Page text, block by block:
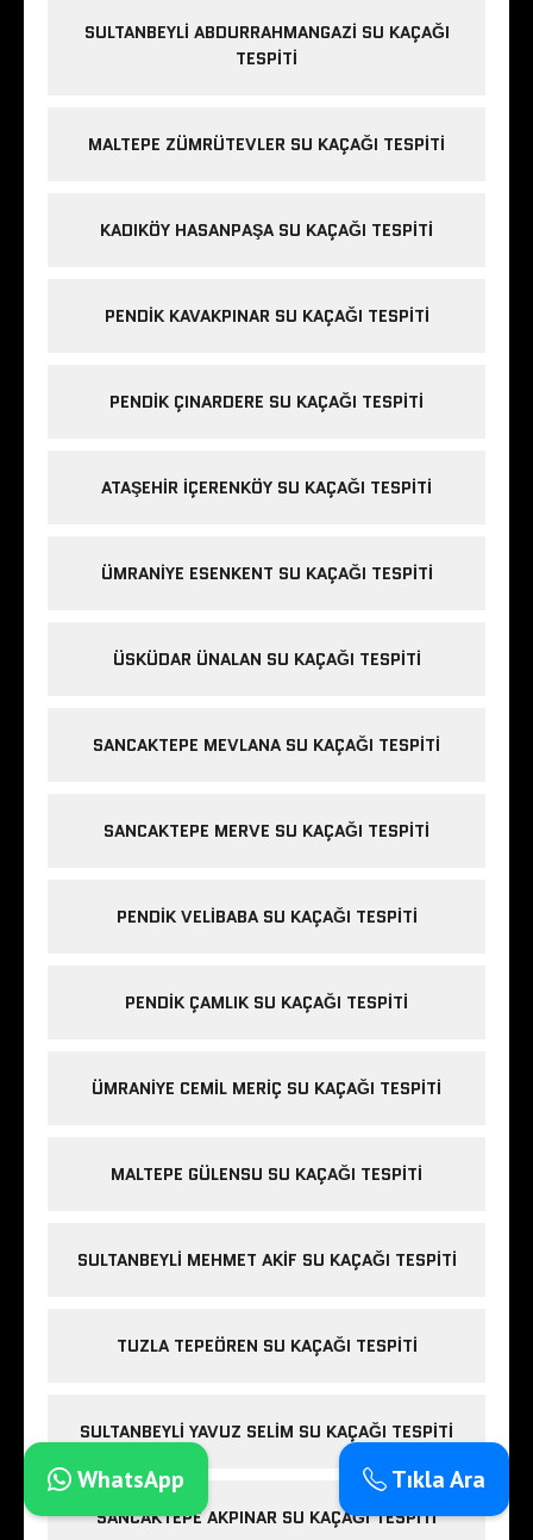
SULTANBEYLI ABDURRAHMANGAZI SU KAÇAĞI
TESPITI
MALTEPE ZÜMRÜTEVLER SU KAÇAĞI TESPITI
KADIKÖY HASANPAŞA SU KAÇAĞI TESPITI
PENDIK KAVAKPINAR SU KAÇAĞI TESPITI
PENDIK ÇINARDERE SU KAÇAĞI TESPITI
ATAŞEHIR İÇERENKÖY SU KAÇAĞI TESPITI
ÜMRANIYE ESENKENT SU KAÇAĞI TESPITI
ÜSKÜDAR ÜNALAN SU KAÇAĞI TESPITI
SANCAKTEPE MEVLANA SU KAÇAĞI TESPITI
SANCAKTEPE MERVE SU KAÇAĞI TESPITI
PENDIK VELIBABA SU KAÇAĞI TESPITI
PENDIK ÇAMLIK SU KAÇAĞI TESPITI
ÜMRANIYE CEMIL MERIÇ SU KAÇAĞI TESPITI
MALTEPE GÜLENSU SU KAÇAĞI TESPITI
SULTANBEYLI MEHMET AKIF SU KAÇAĞI TESPITI
TUZLA TEPEÖREN SU KAÇAĞI TESPITI
SULTANBEYLI YAVUZ SELIM SU KAÇAĞI TESPITI
SANCAKTEPE AKPINAR SU KAÇAĞI TESPITI
Tıkla Ara
WhatsApp